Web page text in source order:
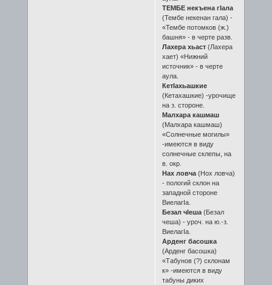
ТЕМБЕ некъена гӀала
(Тембе некенан гала) -
«Тембе потомков (ж.)
башня» - в черте разв.
Лахера хьаст(Лахера
хает) «Нижний
источник» - в черте
аула.
КетӀахьашкие
(Кетахашкие) -урочище
на з. стороне.
Малхара кашмаш
(Малхара кашмаш)
«Солнечные могилы»
-имеются в виду
солнечные склепы, на
в. окр.
Нах ловча(Нох ловча)
- пологий склон на
западной стороне
ВиелагӀа.
Безал чӀеша(Безал
чеша) - уроч. на ю.-з.
ВиелагӀа.
Арденг басошка
(Арденг басошка)
«Табунов (?) склонам
к» -имеются в виду
табуны диких